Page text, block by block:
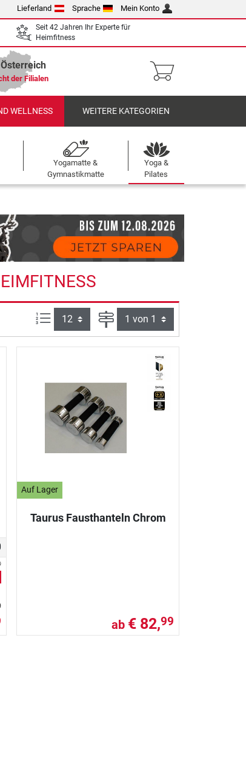
Lieferland Sprache Mein Konto
Seit 42 Jahren Ihr Experte für
Heimfitness
der Filialen
WELLNESS WEITERE KATEGORIEN
Yogamatte &
Gymnastikmatte
Yoga &
Pilates
Artikel pro Seite: Seite
Auf Lager
Taurus Fausthanteln Chrom
ab € 82,99